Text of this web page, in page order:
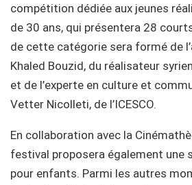
compétition dédiée aux jeunes
de 30 ans, qui présentera 28
de cette catégorie sera formé de
Khaled Bouzid, du réalisateur
et de l’experte en culture et
Vetter Nicolleti, de l’ICESCO.
En collaboration avec la
festival proposera également une
pour enfants. Parmi les autres